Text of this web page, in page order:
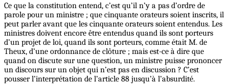
Ce que la constitution entend, c’est qu’il n’y a pas d’ordre de
parole pour un ministre ; que cinquante orateurs soient inscrits, il
peut parler avant que les cinquante orateurs soient entendus. Les
ministres doivent encore être entendus quand ils sont porteurs
d’un projet de loi, quand ils sont porteurs, comme était M. de
Theux, d’une ordonnance de clôture ; mais est-ce à dire que
quand on discute sur une question, un ministre puisse prononcer
un discours sur un objet qui n’est pas en discussion ? C’est
pousser l’interprétation de l’article 88 jusqu’à l’absurdité.